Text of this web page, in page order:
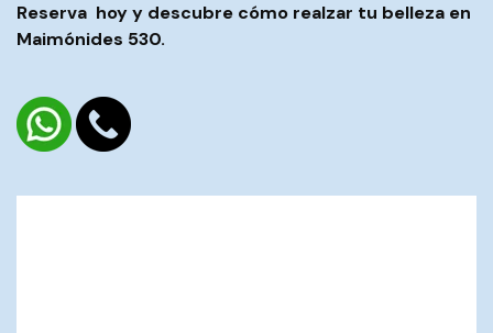
Reserva hoy y descubre cómo realzar tu belleza en
Maimónides 530.